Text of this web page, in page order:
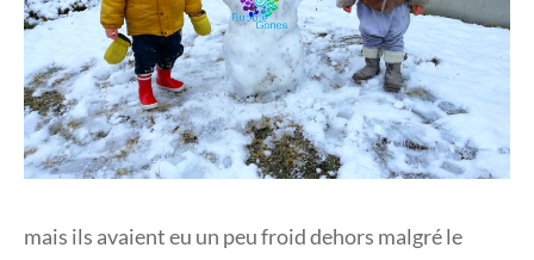
mais ils avaient eu un peu froid dehors malgré le